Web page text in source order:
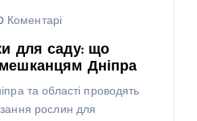
Коментарі
для саду: що
Дніпра
та області проводять
рослин для